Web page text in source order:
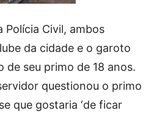
Polícia Civil, ambos
da cidade e o garoto
de seu primo de 18 anos.
questionou o primo
que gostaria ‘de ficar